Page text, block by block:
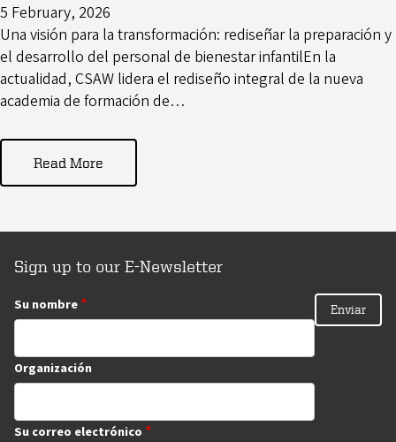
5 February, 2026
Una visión para la transformación: rediseñar la preparación y
el desarrollo del personal de bienestar infantilEn la
actualidad, CSAW lidera el rediseño integral de la nueva
academia de formación de…
Read More
Sign up to our E-Newsletter
Su nombre
Organización
Su correo electrónico